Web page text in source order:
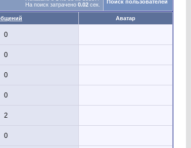
На поиск затрачено 0.02 сек. Поиск пользователей
Аватар
0
0
0
0
2
0